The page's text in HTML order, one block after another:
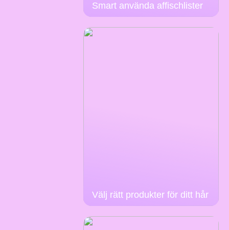
Smart använda affischlister
Välj rätt produkter för ditt hår